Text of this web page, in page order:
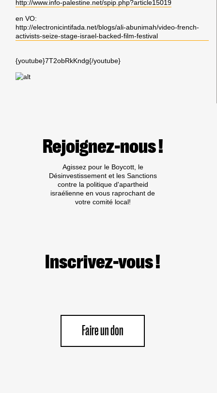
http://www.info-palestine.net/spip.php?article15019
en VO:
http://electronicintifada.net/blogs/ali-abunimah/video-french-
activists-seize-stage-israel-backed-film-festival
{youtube}7T2obRkKndg{/youtube}
Rejoignez-nous !
Agissez pour le Boycott, le
Désinvestissement et les Sanctions
contre la politique d'apartheid
israélienne en vous raprochant de
votre comité local!
Inscrivez-vous !
Faire un don